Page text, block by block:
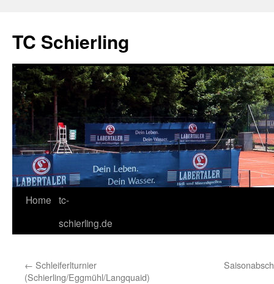
TC Schierling
Springe
Home tc-
schierling.de
← Schleiferlturnier
(Schierling/Eggmühl/Langquaid)